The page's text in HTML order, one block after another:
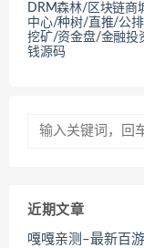
DRM森林/区块链商
中心/种树/直推/公
挖矿/资金盘/金融投
钱源码
近期文章
嘎嘎亲测–最新百